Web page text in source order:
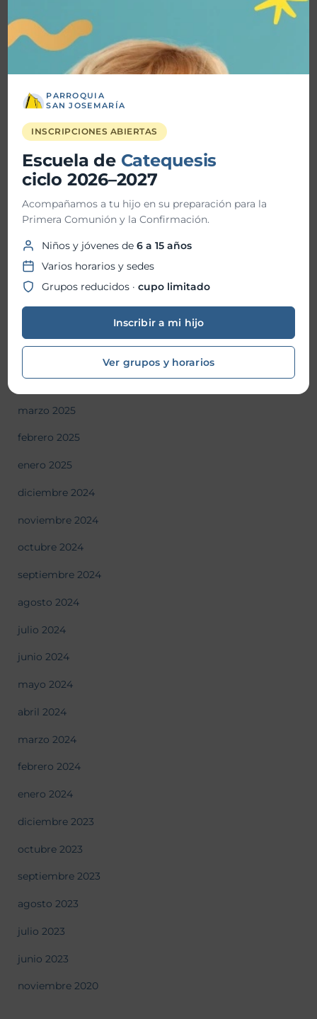
mayo 2026
abril 2026
febrero 2026
enero 2026
diciembre 2025
octubre 2025
septiembre 2025
agosto 2025
abril 2025
marzo 2025
febrero 2025
enero 2025
diciembre 2024
noviembre 2024
octubre 2024
septiembre 2024
agosto 2024
julio 2024
junio 2024
mayo 2024
abril 2024
marzo 2024
febrero 2024
enero 2024
diciembre 2023
octubre 2023
septiembre 2023
agosto 2023
julio 2023
junio 2023
noviembre 2020
PARROQUIA
SAN JOSEMARÍA
INSCRIPCIONES ABIERTAS
Escuela de Catequesis
ciclo 2026–2027
Acompañamos a tu hijo en su preparación para la
Primera Comunión y la Confirmación.
Niños y jóvenes de6 a 15 años
Varios horarios y sedes
Grupos reducidos ·cupo limitado
Inscribir a mi hijo
Ver grupos y horarios